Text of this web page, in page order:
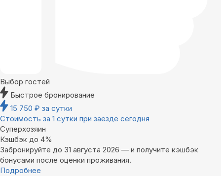
Выбор гостей
Быстрое бронирование
15 750 ₽ за сутки
Стоимость за 1 сутки при заезде сегодня
Суперхозяин
Кэшбэк до 4%
Забронируйте до 31 августа 2026 — и получите кэшбэк
бонусами после оценки проживания.
Подробнее